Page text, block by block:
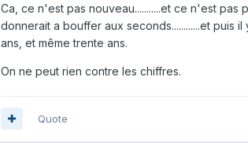
Ca, ce n'est pas nouveau...........et ce n'est
donnerait a bouffer aux seconds............et puis
ans, et même trente ans.
On ne peut rien contre les chiffres.
Quote